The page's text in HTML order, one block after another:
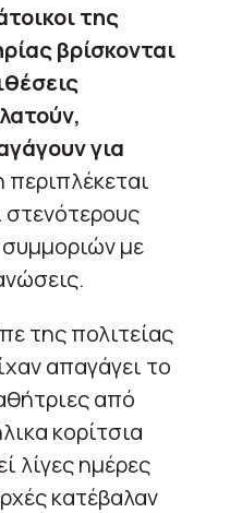
της
βρίσκονται
για
στενότερους
με
της πολιτείας
απαγάγει το
από
κορίτσια
λίγες ημέρες
κατέβαλαν